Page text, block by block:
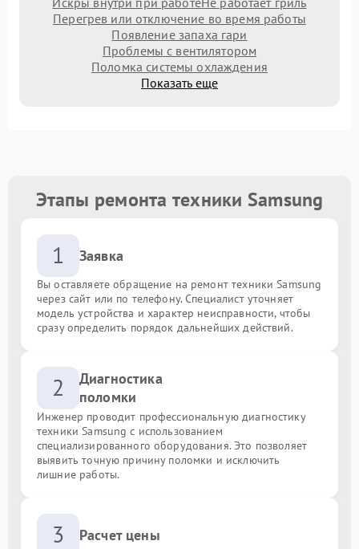
Перегрев или отключение во время работы
Появление запаха гари
Проблемы с вентилятором
Поломка системы охлаждения
Показать еще
Этапы ремонта техники Samsung
1 Заявка
Вы оставляете обращение на ремонт техники Samsung
через сайт или по телефону. Специалист уточняет
модель устройства и характер неисправности, чтобы
сразу определить порядок дальнейших действий.
2
Диагностика
поломки
Инженер проводит профессиональную диагностику
техники Samsung с использованием
специализированного оборудования. Это позволяет
выявить точную причину поломки и исключить
лишние работы.
3 Расчет цены